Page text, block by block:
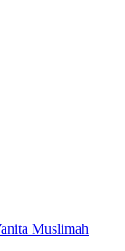
Muslimah